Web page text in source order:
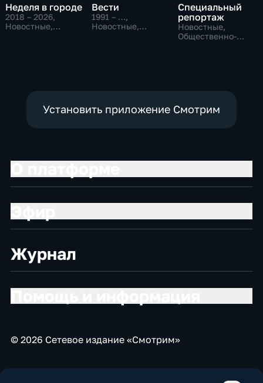
Неделя в городе
2018 – 2026,
Новостные,
Вести
1991 – …,
Новостные,
Специальный
репортаж
Новостные,
Общественно-
Установить приложение Смотрим
Журнал
© 2026 Сетевое издание «Смотрим»